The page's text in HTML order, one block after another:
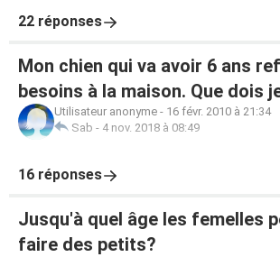
22 réponses
Mon chien qui va avoir 6 ans
besoins à la maison. Que dois
Utilisateur anonyme - 16 févr. 2010 à 21:34
Sab - 4 nov. 2018 à 08:49
16 réponses
Jusqu'à quel âge les femelles
faire des petits?